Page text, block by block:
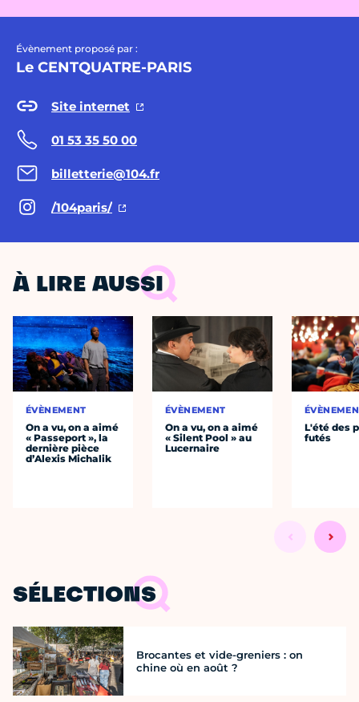
Évènement proposé par :
Le CENTQUATRE-PARIS
Site internet
01 53 35 50 00
billetterie@104.fr
/104paris/
À LIRE AUSSI
ÉVÈNEMENT
On a vu, on a aimé
« Passeport », la
dernière pièce
d’Alexis Michalik
ÉVÈNEMENT
On a vu, on a aimé
« Silent Pool » au
Lucernaire
L'été des
futés
SÉLECTIONS
Brocantes et vide-greniers : on
chine où en août ?